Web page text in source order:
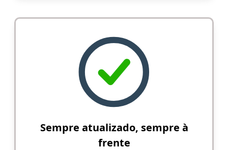
Sempre atualizado, sempre à
frente